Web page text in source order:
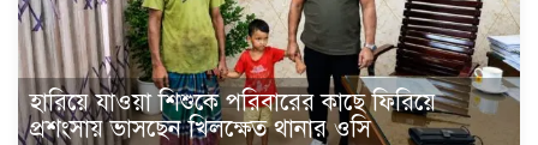
হারিয়ে যাওয়া শিশুকে পরিবারের কাছে ফিরিয়ে
প্রশংসায় ভাসছেন খিলক্ষেত থানার ওসি